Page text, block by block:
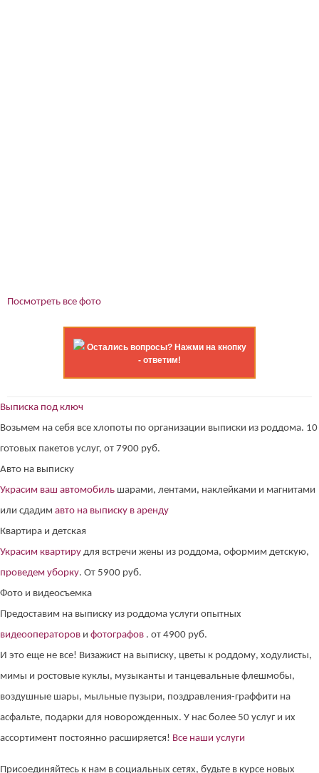
Посмотреть все фото
Остались вопросы? Нажми на кнопку
- ответим!
Выписка под ключ
Возьмем на себя все хлопоты по организации выписки из роддома. 10
готовых пакетов услуг, от 7900 руб.
Авто на выписку
Украсим ваш автомобиль шарами, лентами, наклейками и магнитами
или сдадим авто на выписку в аренду
Квартира и детская
Украсим квартиру для встречи жены из роддома, оформим детскую,
проведем уборку. От 5900 руб.
Фото и видеосъемка
Предоставим на выписку из роддома услуги опытных
видеооператоров и фотографов . от 4900 руб.
И это еще не все! Визажист на выписку, цветы к роддому, ходулисты,
мимы и ростовые куклы, музыканты и танцевальные флешмобы,
воздушные шары, мыльные пузыри, поздравления-граффити на
асфальте, подарки для новорожденных. У нас более 50 услуг и их
ассортимент постоянно расширяется! Все наши услуги
Присоединяйтесь к нам в социальных сетях, будьте в курсе новых